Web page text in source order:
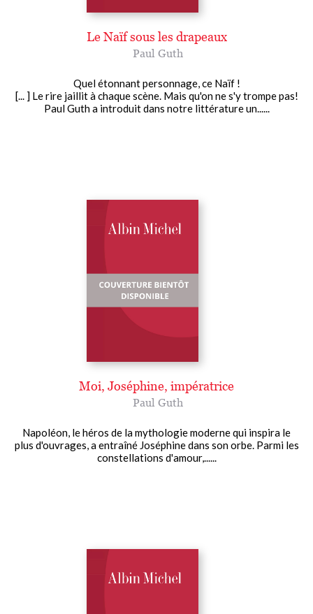
Le Naïf sous les drapeaux
Paul Guth
Quel étonnant personnage, ce Naïf !
[... ] Le rire jaillit à chaque scène. Mais qu'on ne s'y trompe pas!
Paul Guth a introduit dans notre littérature un......
Moi, Joséphine, impératrice
Paul Guth
Napoléon, le héros de la mythologie moderne qui inspira le
plus d'ouvrages, a entraîné Joséphine dans son orbe. Parmi les
constellations d'amour,......